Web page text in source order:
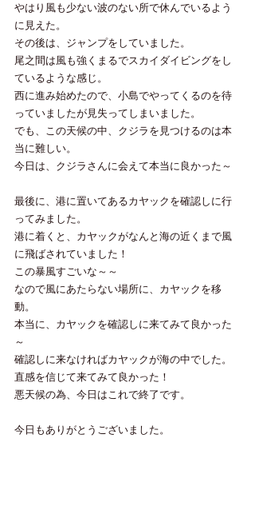
やはり風も少ない波のない所で休んでいるよう
に見えた。
その後は、ジャンプをしていました。
尾之間は風も強くまるでスカイダイビングをし
ているような感じ。
西に進み始めたので、小島でやってくるのを待
っていましたが見失ってしまいました。
でも、この天候の中、クジラを見つけるのは本
当に難しい。
今日は、クジラさんに会えて本当に良かった～
最後に、港に置いてあるカヤックを確認しに行
ってみました。
港に着くと、カヤックがなんと海の近くまで風
に飛ばされていました！
この暴風すごいな～～
なので風にあたらない場所に、カヤックを移
動。
本当に、カヤックを確認しに来てみて良かった
～
確認しに来なければカヤックが海の中でした。
直感を信じて来てみて良かった！
悪天候の為、今日はこれで終了です。
今日もありがとうございました。